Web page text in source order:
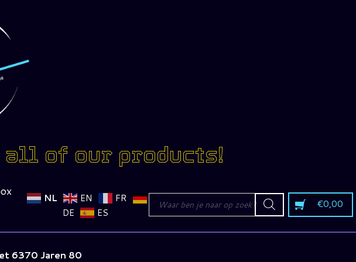
of our products!
NL EN
FR
DE
ES
Producten
zoeken €0,00
6370 Jaren 80